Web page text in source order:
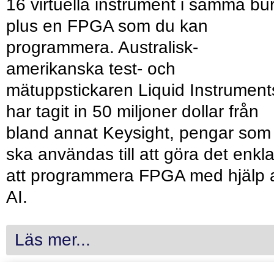
16 virtuella instrument i samma
plus en FPGA som du kan
programmera. Australisk-
amerikanska test- och
mätuppstickaren Liquid
har tagit in 50 miljoner dollar från
bland annat Keysight, pengar som
ska användas till att göra det
att programmera FPGA med hjälp
AI.
Läs mer...